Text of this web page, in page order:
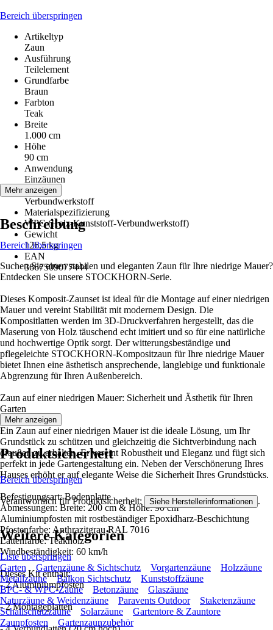
Bereich überspringen
Artikeltyp
Zaun
Ausführung
Teilelement
Grundfarbe
Braun
Farbton
Teak
Breite
1.000 cm
Höhe
90 cm
Anwendung
Einzäunen
Material
Verbundwerkstoff
Materialspezifizierung
WPC (Holz-Kunststoff-Verbundwerkstoff)
Gewicht
126,5 kg
EAN
3667509077444
Mehr anzeigen
Beschreibung
Bereich überspringen
Suchen Sie einen stabilen und eleganten Zaun für Ihre niedrige Mauer?
Entdecken Sie unsere STOCKHORN-Serie.
Dieses Komposit-Zaunset ist ideal für die Montage auf einer niedrigen
Mauer und vereint Stabilität mit modernem Design. Die
Kompositlatten werden im 3D-Druckverfahren hergestellt, das die
Maserung von Holz täuschend echt imitiert und so für eine natürliche
und hochwertige Optik sorgt. Der witterungsbeständige und
pflegeleichte STOCKHORN-Kompositzaun für Ihre niedrige Mauer
bietet Ihnen eine ästhetisch ansprechende, langlebige und funktionale
Abgrenzung für Ihren Außenbereich.
Zaun auf einer niedrigen Mauer: Sicherheit und Ästhetik für Ihren
Garten
Ein Zaun auf einer niedrigen Mauer ist die ideale Lösung, um Ihr
Grundstück zu schützen und gleichzeitig die Sichtverbindung nach
draußen zu erhalten. Er vereint Robustheit und Eleganz und fügt sich
perfekt in jede Gartengestaltung ein. Neben der Verschönerung Ihres
Hauses erhöht er auf elegante Weise die Sicherheit Ihres Grundstücks.
Befestigungsart: Bodenplatte
Abmessungen: Breite: 200 cm & Höhe: 90 cm
Aluminiumpfosten mit rostbeständiger Epoxidharz-Beschichtung
Pfostenfarbe: Anthrazitgrau RAL 7016
Lattenfarbe: Teakholz
Windbeständigkeit: 60 km/h
Dieses Kit enthält:
- 2 Aluminiumpfosten
- 2 Montageplatten
Mehr anzeigen
Produktsicherheit
Bereich überspringen
Verantwortlich für Produktsicherheit: Siehe Herstellerinformationen .
Weitere Kategorien
Liste überspringen
Garten
Gartenzäune & Sichtschutz Vorgartenzäune
Holzzäune
Metallzäune
Balkon Sichtschutz
Kunststoffzäune
BPC- & WPC-Zäune
Betonzäune
Glaszäune
Naturzäune & Weidenzäune
Paravents Outdoor
Staketenzäune
Schallschutzzäune
Solarzäune
Gartentore & Zauntore
Zaunpfosten
Gartenzaunzubehör